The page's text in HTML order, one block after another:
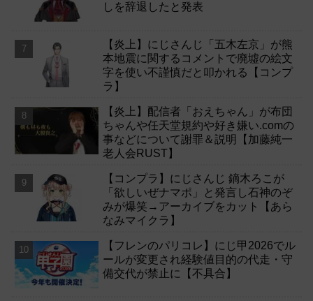
しを辞退したと発表
【炎上】にじさんじ「五木左京」が熊
本地震に関するコメントで廃墟の絵文
字を使い不謹慎だと叩かれる【コンプ
ラ】
【炎上】配信者「おえちゃん」が布団
ちゃんや任天堂規約や好き嫌い.comの
事などについて謝罪＆説明【加藤純一
老人会RUST】
【コンプラ】にじさんじ 鏑木ろこが
「欲しいぜナマポ」と発言し石神のぞ
みが爆笑→アーカイブをカット【あら
なみマイクラ】
【フレンのパリコレ】にじ甲2026でル
ールが変更され経験値目的の代走・守
備交代が禁止に【不具合】